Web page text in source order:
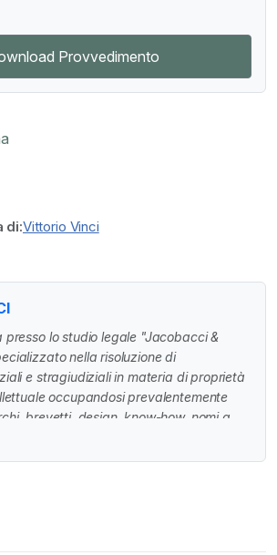
Provvedimento
di:Vittorio Vinci
presso lo studio legale "Jacobacci &
nella risoluzione di
e stragiudiziali in materia di proprietà
occupandosi prevalentemente
brevetti, design, know-how, nomi a
d’autore e concorrenza sleale. Si
di beni immateriali. Nel 2020 ha
in giurisprudenza cum laude presso
di Torino, con una tesi in diritto